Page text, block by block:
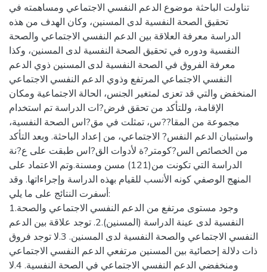
تناولت الباحثة موضوع الدعم النفسي الاجتماعي ومساهمته في
تحقيق الصحة النفسية لدى المسنين، وكان الهدف من هذه
الدراسة معرفة العلاقة بين الدعم النفسي الاجتماعي والصحة
النفسية ودوره في تحقيق الصحة النفسية لدى المسنين، وكذا
معرفة الفروق في الصحة النفسية لدى المسنين ذوي الدعم
النفسي الاجتماعي المرتفع وذوي الدعم النفسي الاجتماعي
المنخفض والتي قد تعزى لمتغير الجنس، الحالة الاجتماعية ومكان
الإقامة، وللتأكد من تحقق فرض?ات الدراسة تم استخدام
مجموعة من المقا??س، تمثلت في مق?اس الصحة النفسية،
واستبيان الدعم النفس? الاجتماعي، من إعداد الباحثة. وبعد التأكد
من الخصائص الس?كومتر?ة لأدوات الق?اس طبقت على ع?نة
الدراسة التي تكونت من(121) مسن ومسنة.وتم الاعتماد على
المنهج الوصفي كونه الأنسب للقيام بهذه الدراسة وإجراءاتها. وقد
أسفرت النتائج على ما يلي:
1.وجود مستوى مرتفع من الدعم النفسي الاجتماعي والصحة
النفسية لدى عينة الدراسة (المسنين).2. توجد علاقة بين الدعم
النفسي الاجتماعي والصحة النفسية لدى المسنين. 3.لا توجد فروق
ذات دلالة إحصائية بين المسنين مرتفعي الدعم النفسي الاجتماعي
ومنخفضي الدعم النفسي الاجتماعي في الصحة النفسية. 4.لا